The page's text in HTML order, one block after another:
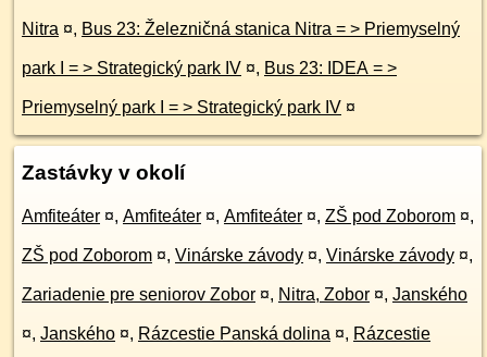
Nitra ¤, Bus 23: Železničná stanica Nitra = > Priemyselný
park I = > Strategický park IV ¤, Bus 23: IDEA = >
Priemyselný park I = > Strategický park IV ¤
Zastávky v okolí
Amfiteáter ¤, Amfiteáter ¤, Amfiteáter ¤, ZŠ pod Zoborom ¤,
ZŠ pod Zoborom ¤, Vinárske závody ¤, Vinárske závody ¤,
Zariadenie pre seniorov Zobor ¤, Nitra, Zobor ¤, Janského
¤, Janského ¤, Rázcestie Panská dolina ¤, Rázcestie